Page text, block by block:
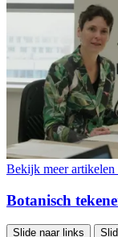
Bekijk meer artikelen
Botanisch
Slide naar links